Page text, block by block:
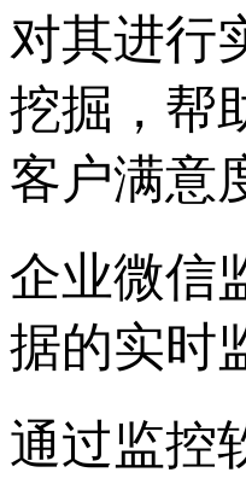
对其进行
挖掘，帮
客户满意
企业微信
据的实时
通过监控